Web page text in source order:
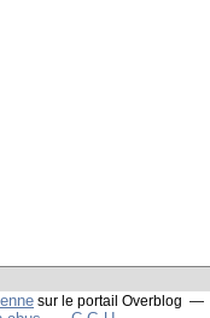
sur le portail Overblog